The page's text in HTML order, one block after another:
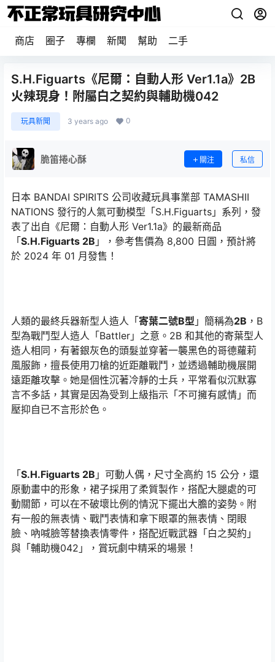
商店 圈子 專欄 新聞 幫助 二手
S.H.Figuarts《尼爾：自動人形 Ver1.1a》2B
火辣現身！附屬白之契約與輔助機042
玩具新聞 3 years ago 0
脆笛捲心酥 關注 私信
日本 BANDAI SPIRITS 公司收藏玩具事業部 TAMASHII
NATIONS 發行的人氣可動模型「S.H.Figuarts」系列，發
表了出自《尼爾：自動人形 Ver1.1a》的最新商品
「S.H.Figuarts 2B 」，參考售價為 8,800 日圓，預計將
於 2024 年 01 月發售！
人類的最終兵器新型人造人「寄葉二號B型 」簡稱為2B ，B
型為戰鬥型人造人「Battler」之意。2B 和其他的寄葉型人
造人相同，有著銀灰色的頭髮並穿著一襲黑色的哥德蘿莉
風服飾，擅長使用刀槍的近距離戰鬥，並透過輔助機展開
遠距離攻擊。她是個性沉著冷靜的士兵，平常看似沉默寡
言不多話，其實是因為受到上級指示「不可擁有感情」而
壓抑自已不言形於色。
「S.H.Figuarts 2B 」可動人偶，尺寸全高約 15 公分，還
原動畫中的形象，裙子採用了柔質製作，搭配大腿處的可
動關節，可以在不破壞比例的情況下擺出大膽的姿勢。附
有一般的無表情、戰鬥表情和拿下眼罩的無表情、閉眼
臉、吶喊臉等替換表情零件，搭配近戰武器「白之契約」
與「輔助機042」，賞玩劇中精采的場景！